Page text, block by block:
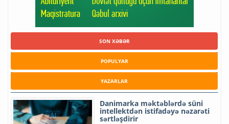
SON XƏBƏR
POPULYAR
YAZARLAR
Danimarka məktəblərdə süni
intellektdən istifadəyə nəzarəti
sərtləşdirir